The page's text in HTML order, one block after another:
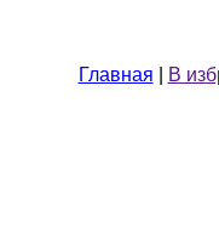
Главная В